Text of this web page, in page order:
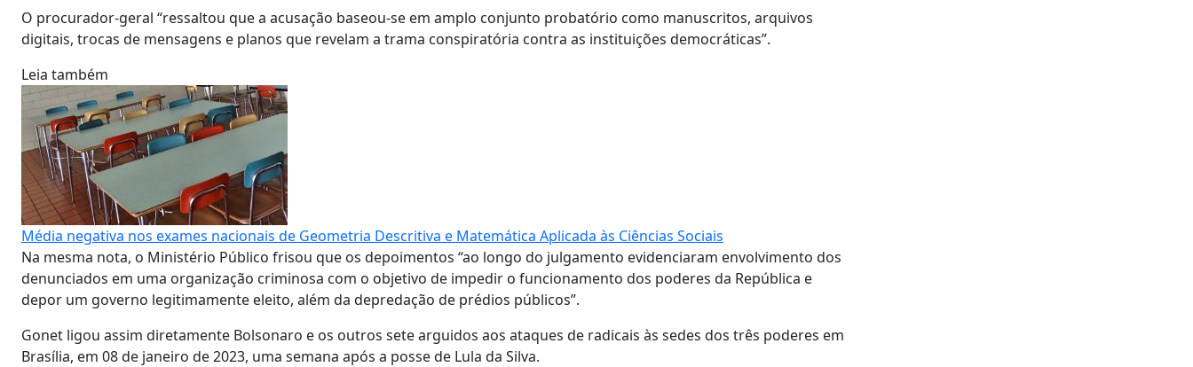
O procurador-geral “ressaltou que a acusação baseou-se em amplo conjunto probatório como manuscritos, arquivos
digitais, trocas de mensagens e planos que revelam a trama conspiratória contra as instituições democráticas”.
Leia também
Média negativa nos exames nacionais de Geometria Descritiva e Matemática Aplicada às Ciências Sociais
Na mesma nota, o Ministério Público frisou que os depoimentos “ao longo do julgamento evidenciaram envolvimento dos
denunciados em uma organização criminosa com o objetivo de impedir o funcionamento dos poderes da República e
depor um governo legitimamente eleito, além da depredação de prédios públicos”.
Gonet ligou assim diretamente Bolsonaro e os outros sete arguidos aos ataques de radicais às sedes dos três poderes em
Brasília, em 08 de janeiro de 2023, uma semana após a posse de Lula da Silva.